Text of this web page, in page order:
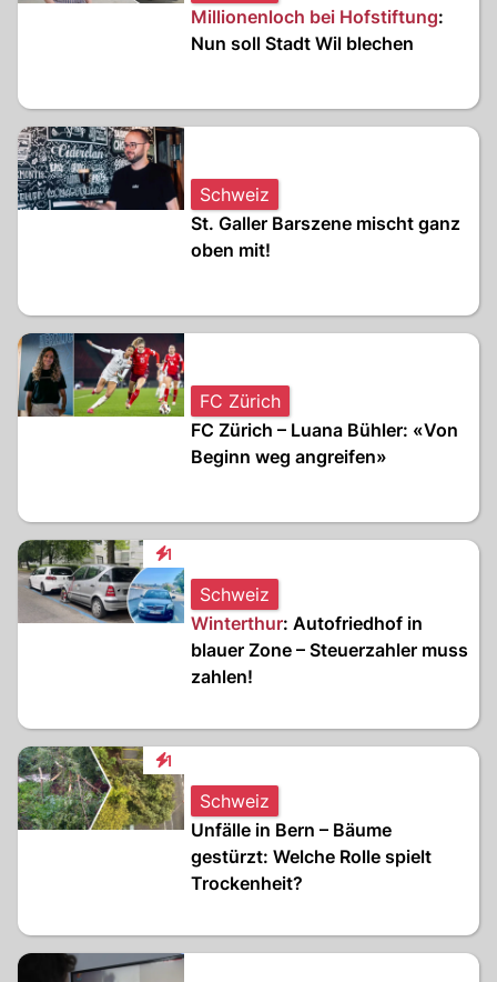
Millionenloch bei Hofstiftung:
Nun soll Stadt Wil blechen
Schweiz
St. Galler Barszene mischt ganz
oben mit!
FC Zürich
FC Zürich – Luana Bühler: «Von
Beginn weg angreifen»
1
Interaktionen
Schweiz
Winterthur: Autofriedhof in
blauer Zone – Steuerzahler muss
zahlen!
1
Interaktionen
Schweiz
Unfälle in Bern – Bäume
gestürzt: Welche Rolle spielt
Trockenheit?